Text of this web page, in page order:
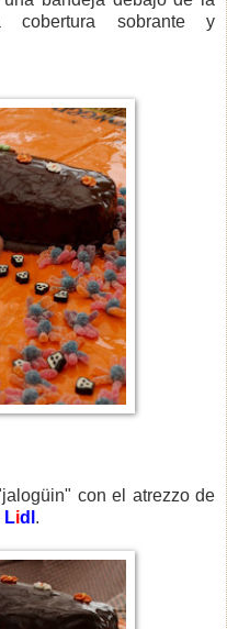
cobertura sobrante y
con el atrezzo de
Lidl .